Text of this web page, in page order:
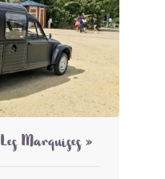
Marquises »